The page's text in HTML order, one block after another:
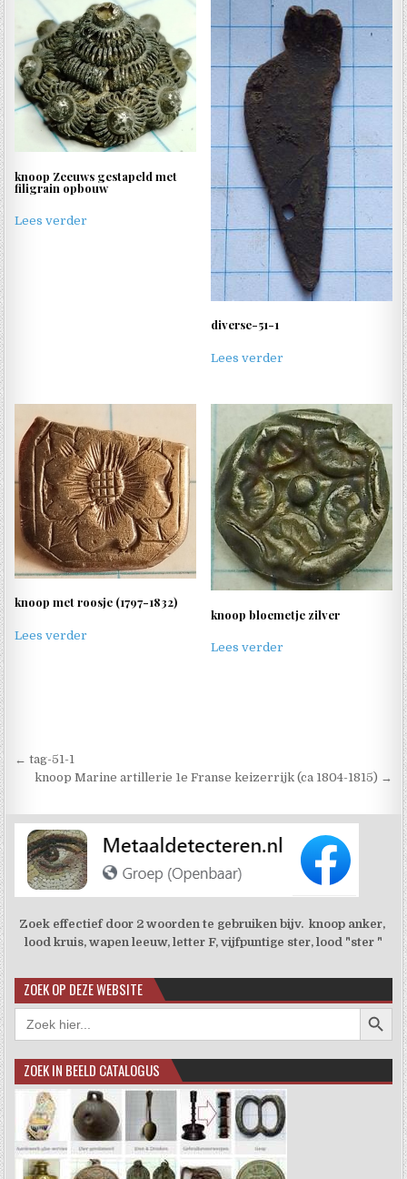
knoop Zeeuws gestapeld met
filigrain opbouw
Lees verder
diverse-51-1
Lees verder
knoop met roosje (1797-1832)
Lees verder
knoop bloemetje zilver
Lees verder
Berichtnavigatie
← tag-51-1
knoop Marine artillerie 1e Franse keizerrijk (ca 1804-1815) →
Zoek effectief door 2 woorden te gebruiken bijv. knoop anker,
lood kruis, wapen leeuw, letter F, vijfpuntige ster, lood "ster "
ZOEK OP DEZE WEBSITE
Zoek
naar:
ZOEK IN BEELD CATALOGUS